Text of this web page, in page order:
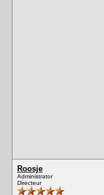
Roosje
Administrator
Directeur